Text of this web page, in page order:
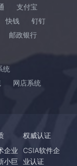
支付宝
快钱
钉钉
邮政银行
统
网店系统
企业
小巨
权威认证
CSIA软件企
业认证